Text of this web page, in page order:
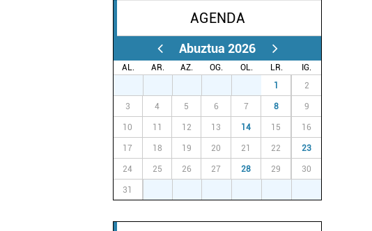
AGENDA
Abuztua 2026
AL. AR. AZ. OG. OL. LR.
IG.
1 2
3 4 5 6 7 8 9
10 11 12 13 14 15 16
17 18 19 20 21 22 23
24 25 26 27 28 29 30
31